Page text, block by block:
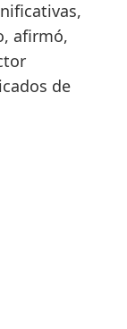
afirmó,
de